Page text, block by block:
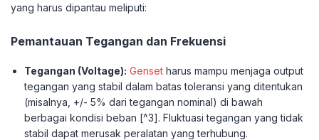
yang harus dipantau meliputi:
Pemantauan Tegangan dan Frekuensi
Tegangan (Voltage): Genset harus mampu menjaga output
tegangan yang stabil dalam batas toleransi yang ditentukan
(misalnya, +/- 5% dari tegangan nominal) di bawah
berbagai kondisi beban [^3]. Fluktuasi tegangan yang tidak
stabil dapat merusak peralatan yang terhubung.